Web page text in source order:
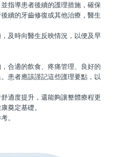
指導患者後續的護理措施，確保
續的牙齒修復或其他治療，醫生
及時向醫生反映情況，以便及早
合適的飲食、疼痛管理、良好的
患者應該謹記這些護理要點，以
適度提升，還能夠讓整體療程更
奠定基礎。
。